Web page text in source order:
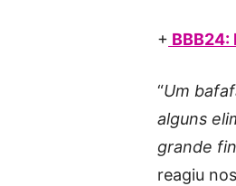
+ BBB24:
“Um
alguns
grande
reagiu